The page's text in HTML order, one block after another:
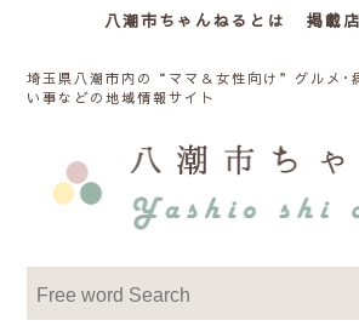
八潮市ちゃんねるとは 掲載
埼玉県八潮市内の“ママ＆女性向け”グルメ･
い事などの地域情報サイト